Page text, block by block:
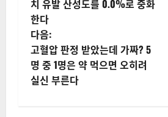
물
내
비
치 유발 산성도를 0.0%로 중화
한다
다음:
고혈압 판정 받았는데 가짜? 5
명 중 1명은 약 먹으면 오히려
실신 부른다